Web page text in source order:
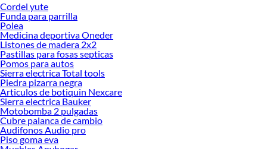
Nuestro hogar está expuesto constantemente a peligros, como ladrones o
insectos. Por esto, es importante contar con
ventanas.
Cubre ventanas:
Uno de los productos que permiten protegerte de los insectos y mosquitos son
las mallas mosquiteras. Algunos modelos se ajustan perfectamente a la ventana
mediante armazones plásticos, otros tienen velcros que van pegados al marco de
la ventana, otros resisten a los rayos UV, incluso son lavables.
Otro elemento de protección son las puntas, que presentan un método simple
Cordel yute
Funda para parrilla
Polea
Medicina deportiva Oneder
Listones de madera 2x2
Pastillas para fosas septicas
Pomos para autos
Sierra electrica Total tools
Piedra pizarra negra
Articulos de botiquin Nexcare
Sierra electrica Bauker
Motobomba 2 pulgadas
Cubre palanca de cambio
Audifonos Audio pro
Piso goma eva